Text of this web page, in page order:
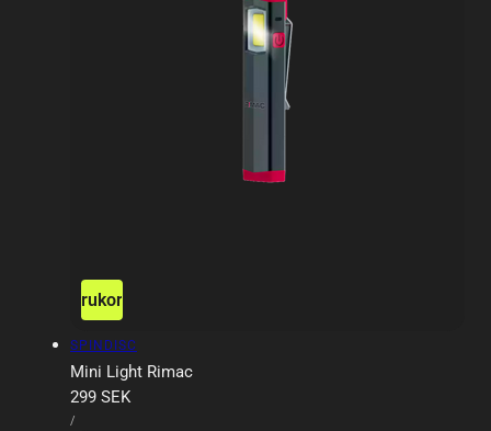
till i varukorgen
Försäljare:
SPINDISC
Mini Light Rimac
Ordinarie
pris
299 SEK
ENHETSPRIS
/